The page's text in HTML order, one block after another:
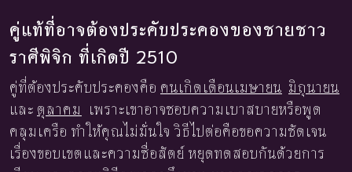
คู่แท้ที่อาจต้องประคับประคองของชายชาว
ราศีพิจิก ที่เกิดปี 2510
คู่ที่ต้องประคับประคองคือ คนเกิดเดือนเมษายน มิถุนายน
และ ตุลาคม เพราะเขาอาจชอบความเบาสบายหรือพูด
คลุมเครือ ทำให้คุณไม่มั่นใจ วิธีไปต่อคือขอความชัดเจน
เรื่องขอบเขตและความซื่อสัตย์ หยุดทดสอบกันด้วยการ